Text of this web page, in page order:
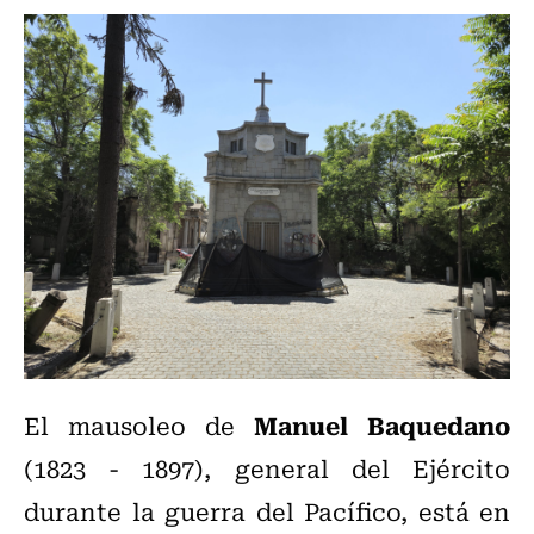
El mausoleo de Manuel Baquedano
(1823 - 1897), general del Ejército
durante la guerra del Pacífico, está en